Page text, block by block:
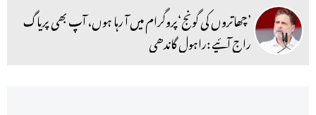
’چھاتروں کی گونج‘پروگرام میں آ رہا ہوں، آپ بھی پریاگ
راج آئیے :راہول گاندھی